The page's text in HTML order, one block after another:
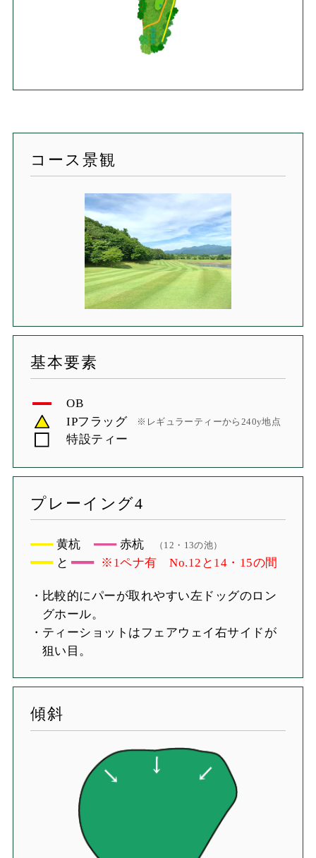
コース景観
基本要素
OB
IPフラッグ
※レギュラーティーから240y地点
特設ティー
プレーイング4
黄杭 赤杭 （12・13の池）
と ※1ペナ有 No.12と14・15の間
比較的にパーが取れやすい左ドッグのロン
グホール。
ティーショットはフェアウェイ右サイドが
狙い目。
傾斜